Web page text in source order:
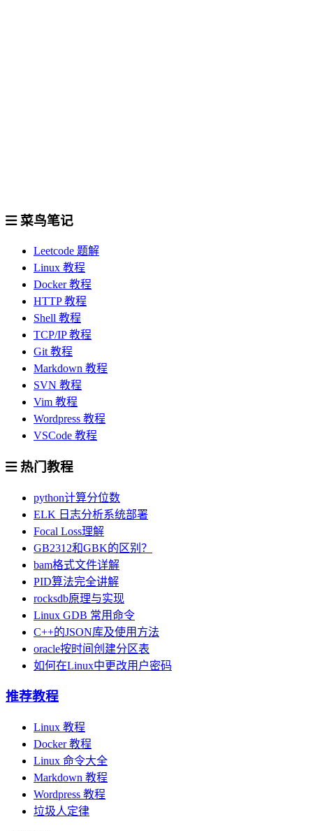
菜鸟笔记
Leetcode 题解
Linux 教程
Docker 教程
HTTP 教程
Shell 教程
TCP/IP 教程
Git 教程
Markdown 教程
SVN 教程
Vim 教程
Wordpress 教程
VSCode 教程
热门教程
python计算分位数
ELK 日志分析系统部署
Focal Loss理解
GB2312和GBK的区别？
bam格式文件详解
PID算法完全讲解
rocksdb原理与实现
Linux GDB 常用命令
C++的JSON库及使用方法
oracle按时间创建分区表
如何在Linux中更改用户密码
推荐教程
Linux 教程
Docker 教程
Linux 命令大全
Markdown 教程
Wordpress 教程
垃圾人定律